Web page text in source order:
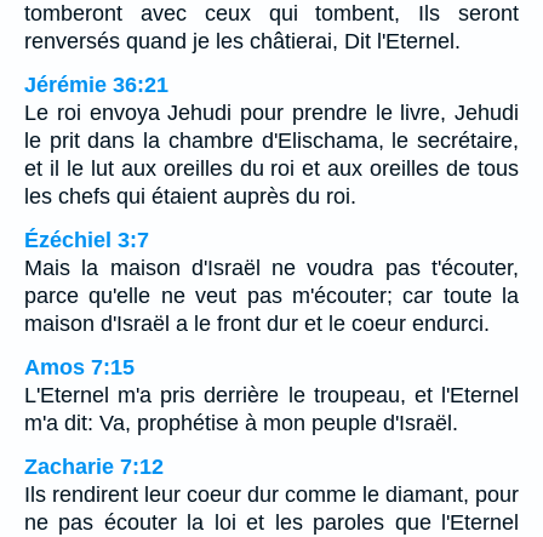
tomberont avec ceux qui tombent, Ils seront
renversés quand je les châtierai, Dit l'Eternel.
Jérémie 36:21
Le roi envoya Jehudi pour prendre le livre, Jehudi
le prit dans la chambre d'Elischama, le secrétaire,
et il le lut aux oreilles du roi et aux oreilles de tous
les chefs qui étaient auprès du roi.
Ézéchiel 3:7
Mais la maison d'Israël ne voudra pas t'écouter,
parce qu'elle ne veut pas m'écouter; car toute la
maison d'Israël a le front dur et le coeur endurci.
Amos 7:15
L'Eternel m'a pris derrière le troupeau, et l'Eternel
m'a dit: Va, prophétise à mon peuple d'Israël.
Zacharie 7:12
Ils rendirent leur coeur dur comme le diamant, pour
ne pas écouter la loi et les paroles que l'Eternel